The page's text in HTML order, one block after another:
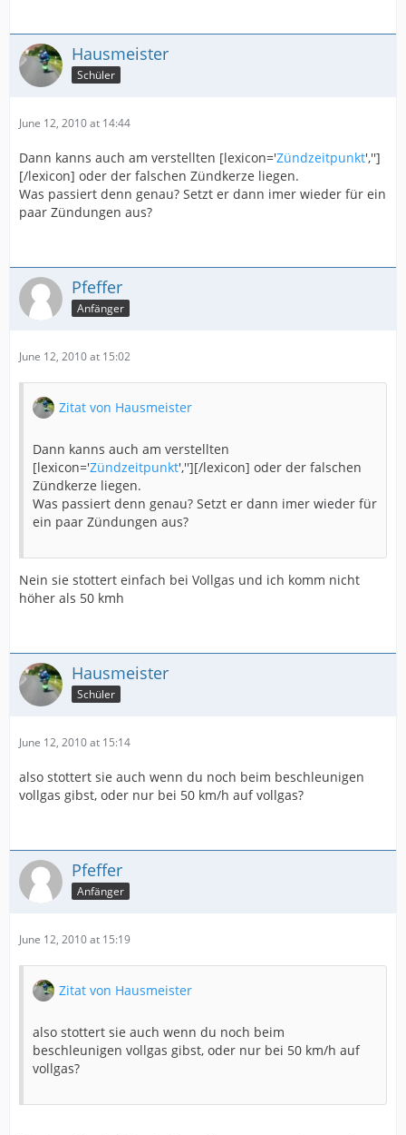
Hausmeister
Schüler
June 12, 2010 at 14:44
Dann kanns auch am verstellten [lexicon='Zündzeitpunkt','']
[/lexicon] oder der falschen Zündkerze liegen.
Was passiert denn genau? Setzt er dann imer wieder für ein
paar Zündungen aus?
Pfeffer
Anfänger
June 12, 2010 at 15:02
Zitat von Hausmeister
Dann kanns auch am verstellten
[lexicon='Zündzeitpunkt',''][/lexicon] oder der falschen
Zündkerze liegen.
Was passiert denn genau? Setzt er dann imer wieder für
ein paar Zündungen aus?
Nein sie stottert einfach bei Vollgas und ich komm nicht
höher als 50 kmh
Hausmeister
Schüler
June 12, 2010 at 15:14
also stottert sie auch wenn du noch beim beschleunigen
vollgas gibst, oder nur bei 50 km/h auf vollgas?
Pfeffer
Anfänger
June 12, 2010 at 15:19
Zitat von Hausmeister
also stottert sie auch wenn du noch beim
beschleunigen vollgas gibst, oder nur bei 50 km/h auf
vollgas?